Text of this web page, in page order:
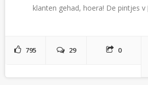
klanten gehad, hoera! De pintjes v
795 29 0